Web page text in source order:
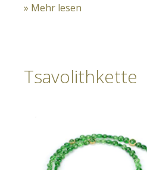
» Mehr lesen
Tsavolithkette